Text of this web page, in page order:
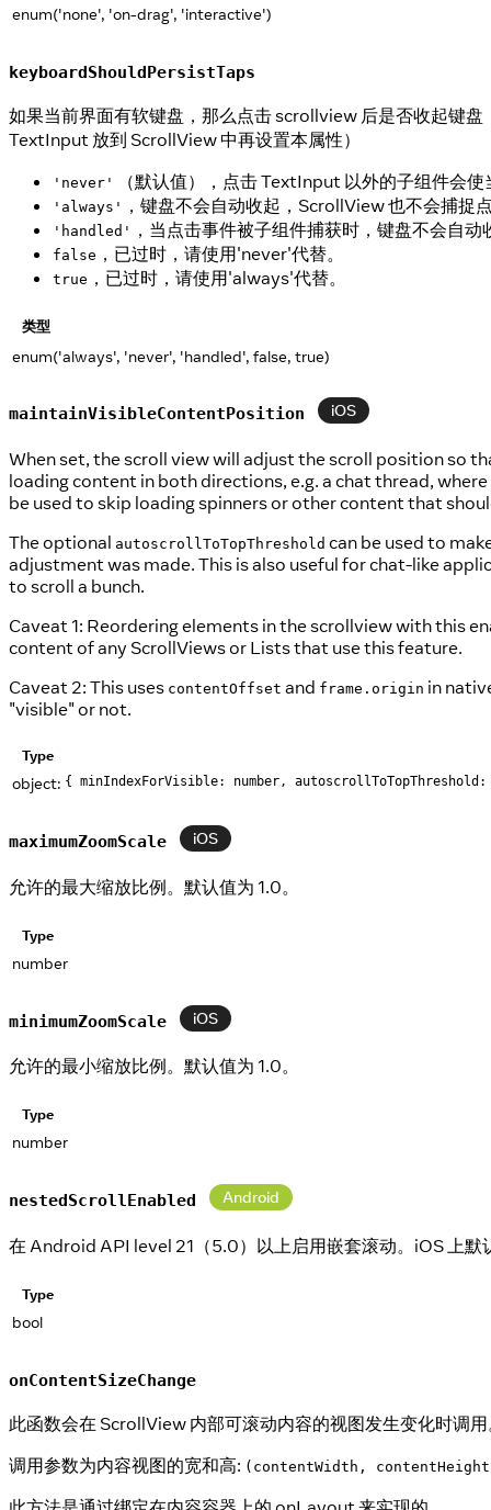
enum('none', 'on-drag', 'interactive')
keyboardShouldPersistTaps
如果当前界面有软键盘，那么点击 scrollview 后是否收起键
TextInput 放到 ScrollView 中再设置本属性）
'never' （默认值），点击 TextInput 以外的子组件会
'always' ，键盘不会自动收起，ScrollView 也不会捕捉
'handled' ，当点击事件被子组件捕获时，键盘不会自
false ，已过时，请使用'never'代替。
true ，已过时，请使用'always'代替。
类型
enum('always', 'never', 'handled', false, true)
maintainVisibleContentPosition iOS
When set, the scroll view will adjust the scroll position so
loading content in both directions, e.g. a chat thread,
be used to skip loading spinners or other content that
The optional autoscrollToTopThreshold can be used to
adjustment was made. This is also useful for chat-like
to scroll a bunch.
Caveat 1: Reordering elements in the scrollview with this
content of any ScrollViews or Lists that use this feature.
Caveat 2: This uses contentOffset and frame.origin in
"visible" or not.
Type
object: { minIndexForVisible: number, autoscrollToTopThreshold:
maximumZoomScale iOS
允许的最大缩放比例。默认值为 1.0。
Type
number
minimumZoomScale iOS
允许的最小缩放比例。默认值为 1.0。
Type
number
nestedScrollEnabled Android
在 Android API level 21（5.0）以上启用嵌套滚动。iOS 上默
Type
bool
onContentSizeChange
此函数会在 ScrollView 内部可滚动内容的视图发生变化时调
调用参数为内容视图的宽和高: (contentWidth,